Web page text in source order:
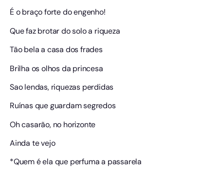
É o braço forte do engenho!
Que faz brotar do solo a riqueza
Tão bela a casa dos frades
Brilha os olhos da princesa
Sao lendas, riquezas perdidas
Ruínas que guardam segredos
Oh casarão, no horizonte
Ainda te vejo
*Quem é ela que perfuma a passarela